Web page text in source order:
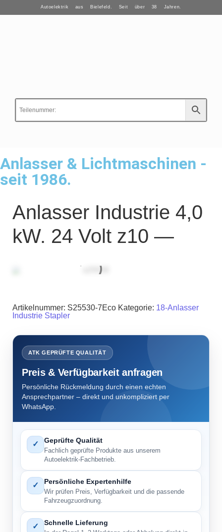
Autoelektrik aus Bielefeld. Seit über 38 Jahren.
Anlasser & Lichtmaschinen -
seit 1986.
Anlasser Industrie 4,0
kW. 24 Volt z10 —
Artikelnummer: S25530-7Eco Kategorie: 18-Anlasser
Industrie Stapler
ATK GEPRÜFTE QUALITÄT
Preis & Verfügbarkeit anfragen
Persönliche Rückmeldung durch einen echten
Ansprechpartner – direkt und unkompliziert per
WhatsApp.
✓ Geprüfte Qualität
Fachlich geprüfte Produkte aus unserem
Autoelektrik-Fachbetrieb.
✓ Persönliche Expertenhilfe
Wir prüfen Preis, Verfügbarkeit und die passende
Fahrzeugzuordnung.
✓ Schnelle Lieferung